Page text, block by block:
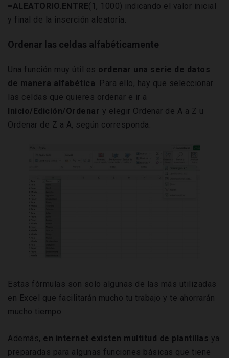
=ALEATORIO.ENTRE(1, 1000) indicando el valor inicial
y final de la inserción aleatoria.
Ordenar las celdas alfabéticamente
Una función muy útil es ordenar una serie de datos
de manera alfabética. Para ello, hay que seleccionar
las celdas que quieres ordenar e ir a
Inicio/Edición/Ordenar y elegir Ordenar de A a Z u
Ordenar de Z a A, según corresponda.
Estas fórmulas son solo algunas de las más utilizadas
en Excel que facilitarán mucho tu trabajo y te ahorrarán
mucho tiempo.
Además, en internet existen multitud de plantillas ya
preparadas para algunas funciones básicas que tiene